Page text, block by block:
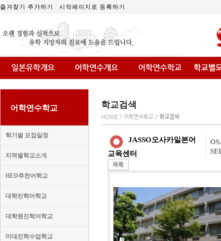
즐겨찾기 추가하기 시작페이지로 등록하기
어학연수학교
학기별 모집일정
지역별학교소개
HED추천어학교
대학진학어학교
대학원진학어학교
미대진학수업학교
학교검색
HOME > 어학연수학교 > 학교검색
JASSO오사카일본어
교육센터